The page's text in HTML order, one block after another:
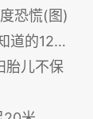
恐慌(图)
件事！
胎儿不保